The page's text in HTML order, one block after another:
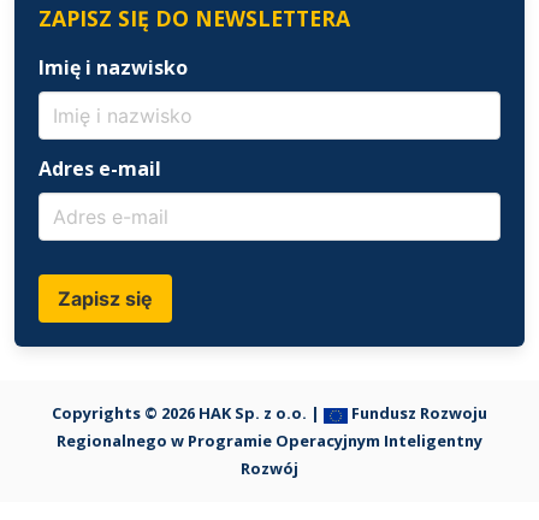
ZAPISZ SIĘ DO NEWSLETTERA
Imię i nazwisko
Adres e-mail
Zapisz się
Copyrights © 2026 HAK Sp. z o.o. |
Fundusz Rozwoju
Regionalnego w Programie Operacyjnym Inteligentny
Rozwój